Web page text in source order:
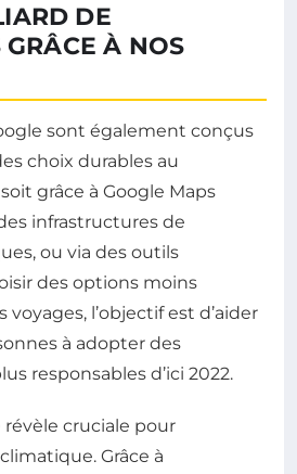
DE
À NOS
sont également conçus
choix durables au
grâce à Google Maps
infrastructures de
ou via des outils
des options moins
l’objectif est d’aider
à adopter des
responsables d’ici 2022.
cruciale pour
Grâce à